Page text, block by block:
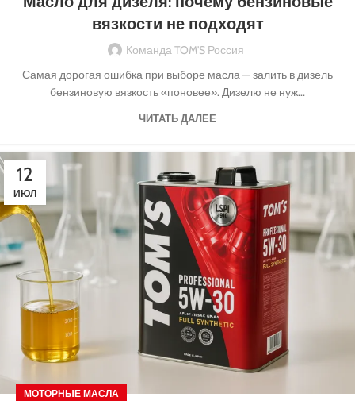
вязкости не подходят
Команда TOM'S Россия
Самая дорогая ошибка при выборе масла — залить в дизель
бензиновую вязкость «поновее». Дизелю не нуж...
ЧИТАТЬ ДАЛЕЕ
12
ИЮЛ
МОТОРНЫЕ МАСЛА